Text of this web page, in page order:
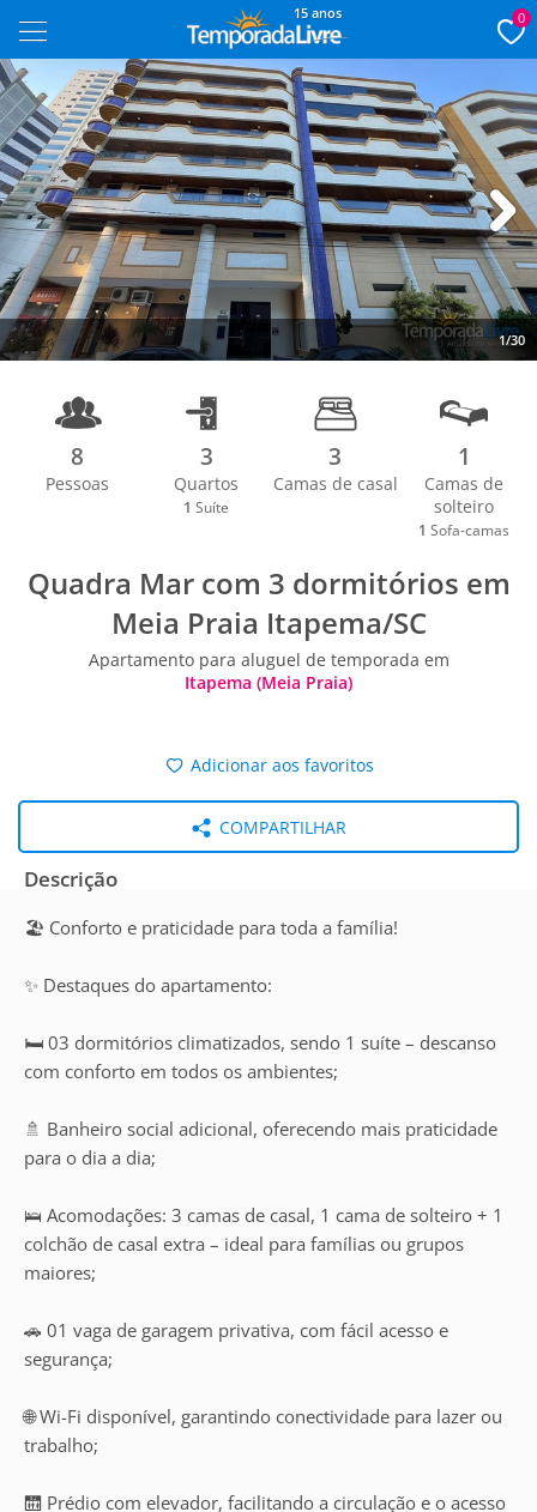
15 anos 0
1/30
Next
8
Pessoas
3
Quartos
1 Suíte
3
Camas de casal
1
Camas de
solteiro
1 Sofa-camas
Quadra Mar com 3 dormitórios em
Meia Praia Itapema/SC
Apartamento para aluguel de temporada em
Itapema (Meia Praia)
Adicionar aos favoritos
COMPARTILHAR
Descrição
🏖️ Conforto e praticidade para toda a família!
✨ Destaques do apartamento:
🛏️ 03 dormitórios climatizados, sendo 1 suíte – descanso
com conforto em todos os ambientes;
🚿 Banheiro social adicional, oferecendo mais praticidade
para o dia a dia;
🛌 Acomodações: 3 camas de casal, 1 cama de solteiro + 1
colchão de casal extra – ideal para famílias ou grupos
maiores;
🚗 01 vaga de garagem privativa, com fácil acesso e
segurança;
🌐 Wi-Fi disponível, garantindo conectividade para lazer ou
trabalho;
🛗 Prédio com elevador, facilitando a circulação e o acesso